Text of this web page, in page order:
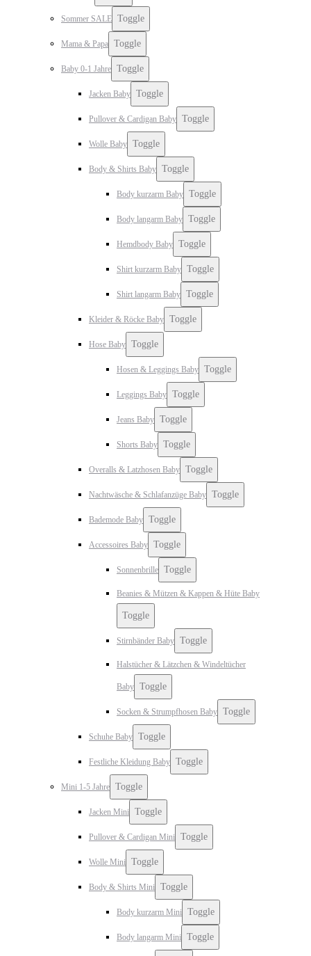
Sommer SALE Toggle
Mama & Papa Toggle
Baby 0-1 Jahre Toggle
Jacken Baby Toggle
Pullover & Cardigan Baby Toggle
Wolle Baby Toggle
Body & Shirts Baby Toggle
Body kurzarm Baby Toggle
Body langarm Baby Toggle
Hemdbody Baby Toggle
Shirt kurzarm Baby Toggle
Shirt langarm Baby Toggle
Kleider & Röcke Baby Toggle
Hose Baby Toggle
Hosen & Leggings Baby Toggle
Leggings Baby Toggle
Jeans Baby Toggle
Shorts Baby Toggle
Overalls & Latzhosen Baby Toggle
Nachtwäsche & Schlafanzüge Baby Toggle
Bademode Baby Toggle
Accessoires Baby Toggle
Sonnenbrille Toggle
Beanies & Mützen & Kappen & Hüte Baby
Toggle
Stirnbänder Baby Toggle
Halstücher & Lätzchen & Windeltücher
Baby Toggle
Socken & Strumpfhosen Baby Toggle
Schuhe Baby Toggle
Festliche Kleidung Baby Toggle
Mini 1-5 Jahre Toggle
Jacken Mini Toggle
Pullover & Cardigan Mini Toggle
Wolle Mini Toggle
Body & Shirts Mini Toggle
Body kurzarm Mini Toggle
Body langarm Mini Toggle